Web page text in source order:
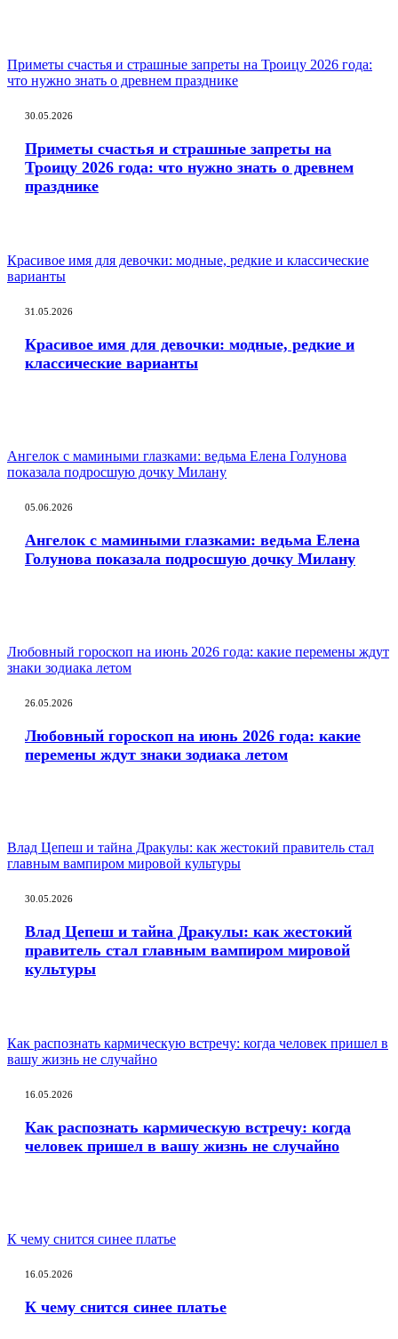
Приметы счастья и страшные запреты на Троицу 2026 года:
что нужно знать о древнем празднике
30.05.2026
Приметы счастья и страшные запреты на
Троицу 2026 года: что нужно знать о древнем
празднике
Красивое имя для девочки: модные, редкие и классические
варианты
31.05.2026
Красивое имя для девочки: модные, редкие и
классические варианты
Ангелок с мамиными глазками: ведьма Елена Голунова
показала подросшую дочку Милану
05.06.2026
Ангелок с мамиными глазками: ведьма Елена
Голунова показала подросшую дочку Милану
Любовный гороскоп на июнь 2026 года: какие перемены ждут
знаки зодиака летом
26.05.2026
Любовный гороскоп на июнь 2026 года: какие
перемены ждут знаки зодиака летом
Влад Цепеш и тайна Дракулы: как жестокий правитель стал
главным вампиром мировой культуры
30.05.2026
Влад Цепеш и тайна Дракулы: как жестокий
правитель стал главным вампиром мировой
культуры
Как распознать кармическую встречу: когда человек пришел в
вашу жизнь не случайно
16.05.2026
Как распознать кармическую встречу: когда
человек пришел в вашу жизнь не случайно
К чему снится синее платье
16.05.2026
К чему снится синее платье